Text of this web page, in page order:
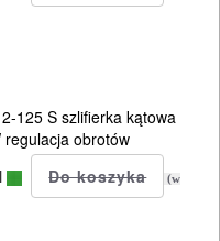
125 S szlifierka kątowa
regulacja obrotów
(w